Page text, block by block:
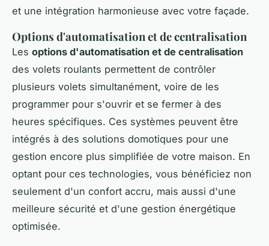
et une intégration harmonieuse avec votre façade.
Options d'automatisation et de centralisation
Les options d'automatisation et de centralisation
des volets roulants permettent de contrôler
plusieurs volets simultanément, voire de les
programmer pour s'ouvrir et se fermer à des
heures spécifiques. Ces systèmes peuvent être
intégrés à des solutions domotiques pour une
gestion encore plus simplifiée de votre maison. En
optant pour ces technologies, vous bénéficiez non
seulement d'un confort accru, mais aussi d'une
meilleure sécurité et d'une gestion énergétique
optimisée.